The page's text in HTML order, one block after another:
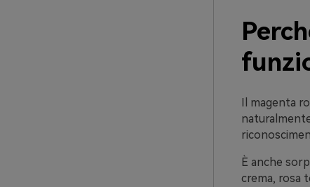
Il magenta
È anche
crema, rosa